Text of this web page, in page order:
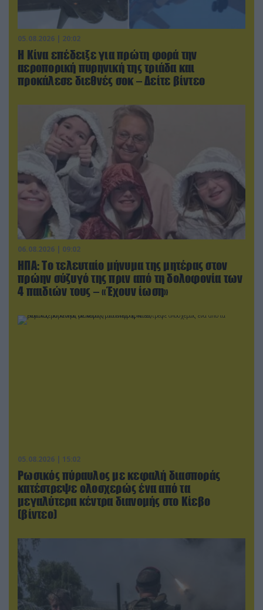
05.08.2026 | 20:02
Η Κίνα επέδειξε για πρώτη φορά την
αεροπορική πυρηνική της τριάδα και
προκάλεσε διεθνές σοκ – Δείτε βίντεο
06.08.2026 | 09:02
ΗΠΑ: Το τελευταίο μήνυμα της μητέρας στον
πρώην σύζυγό της πριν από τη δολοφονία των
4 παιδιών τους – «Έχουν ίωση»
05.08.2026 | 15:02
Ρωσικός πύραυλος με κεφαλή διασποράς
κατέστρεψε ολοσχερώς ένα από τα
μεγαλύτερα κέντρα διανομής στο Κίεβο
(βίντεο)